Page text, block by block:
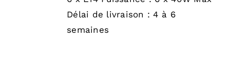
Délai de livraison : 4 à 6
semaines